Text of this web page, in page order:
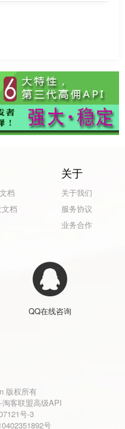
档
档
关于
关于我们
服务协议
业务合作
QQ在线咨询
版权所有
淘客联盟高级API
号-3
号